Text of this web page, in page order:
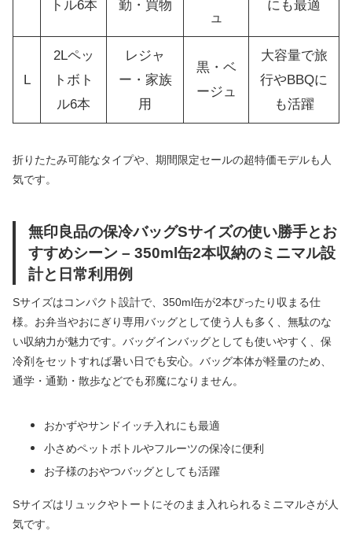
トル6本
勤・買物
ュ
にも最適
L
2Lペッ
トボト
ル6本
レジャ
ー・家族
用
黒・ベ
ージュ
大容量で旅
行やBBQに
も活躍
折りたたみ可能なタイプや、期間限定セールの超特価モデルも人
気です。
無印良品の保冷バッグSサイズの使い勝手とお
すすめシーン – 350ml缶2本収納のミニマル設
計と日常利用例
Sサイズはコンパクト設計で、350ml缶が2本ぴったり収まる仕
様。お弁当やおにぎり専用バッグとして使う人も多く、無駄のな
い収納力が魅力です。バッグインバッグとしても使いやすく、保
冷剤をセットすれば暑い日でも安心。バッグ本体が軽量のため、
通学・通勤・散歩などでも邪魔になりません。
おかずやサンドイッチ入れにも最適
小さめペットボトルやフルーツの保冷に便利
お子様のおやつバッグとしても活躍
Sサイズはリュックやトートにそのまま入れられるミニマルさが人
気です。